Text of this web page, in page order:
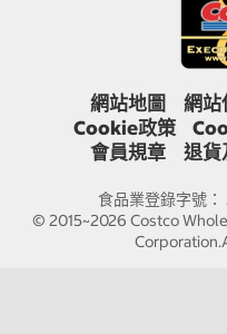
網站地圖 網站
Cookie政策
會員規章
退貨
食品業登錄字號
© 2015~2026 Costco